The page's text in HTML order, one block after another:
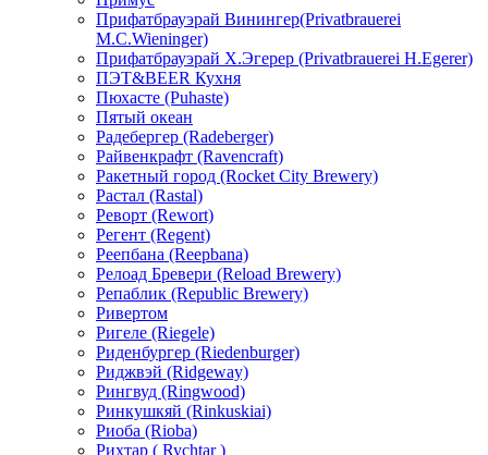
Прифатбрауэрай Винингер(Privatbrauerei
М.С.Wieninger)
Прифатбрауэрай Х.Эгерер (Privatbrauerei H.Egerer)
ПЭТ&BEER Кухня
Пюхасте (Puhaste)
Пятый океан
Радебергер (Radeberger)
Райвенкрафт (Ravencraft)
Ракетный город (Rocket City Brewery)
Растал (Rastal)
Реворт (Rewort)
Регент (Regent)
Реепбана (Reepbana)
Релоад Бревери (Reload Brewery)
Репаблик (Republic Brewery)
Ривертом
Ригеле (Riegele)
Риденбургер (Riedenburger)
Риджвэй (Ridgeway)
Рингвуд (Ringwood)
Ринкушкяй (Rinkuskiai)
Риоба (Rioba)
Рихтар ( Rychtar )